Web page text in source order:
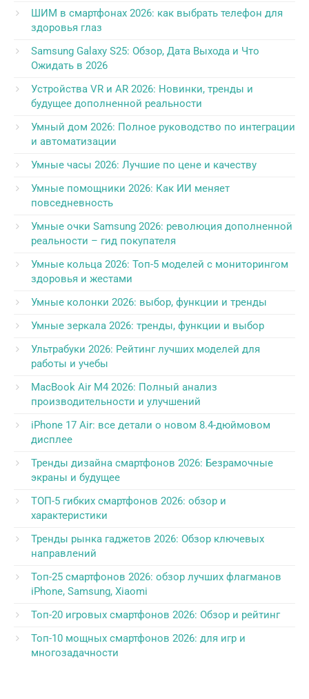
ШИМ в смартфонах 2026: как выбрать телефон для
здоровья глаз
Samsung Galaxy S25: Обзор, Дата Выхода и Что
Ожидать в 2026
Устройства VR и AR 2026: Новинки, тренды и
будущее дополненной реальности
Умный дом 2026: Полное руководство по интеграции
и автоматизации
Умные часы 2026: Лучшие по цене и качеству
Умные помощники 2026: Как ИИ меняет
повседневность
Умные очки Samsung 2026: революция дополненной
реальности – гид покупателя
Умные кольца 2026: Топ-5 моделей с мониторингом
здоровья и жестами
Умные колонки 2026: выбор, функции и тренды
Умные зеркала 2026: тренды, функции и выбор
Ультрабуки 2026: Рейтинг лучших моделей для
работы и учебы
MacBook Air M4 2026: Полный анализ
производительности и улучшений
iPhone 17 Air: все детали о новом 8.4-дюймовом
дисплее
Тренды дизайна смартфонов 2026: Безрамочные
экраны и будущее
ТОП-5 гибких смартфонов 2026: обзор и
характеристики
Тренды рынка гаджетов 2026: Обзор ключевых
направлений
Топ-25 смартфонов 2026: обзор лучших флагманов
iPhone, Samsung, Xiaomi
Топ-20 игровых смартфонов 2026: Обзор и рейтинг
Топ-10 мощных смартфонов 2026: для игр и
многозадачности